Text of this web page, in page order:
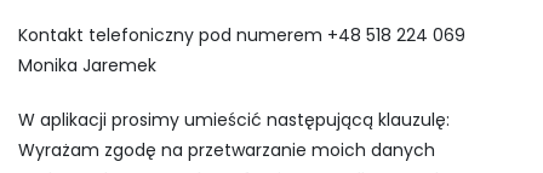
Kontakt telefoniczny pod numerem +48 518 224 069
Monika Jaremek
W aplikacji prosimy umieścić następującą klauzulę:
Wyrażam zgodę na przetwarzanie moich danych